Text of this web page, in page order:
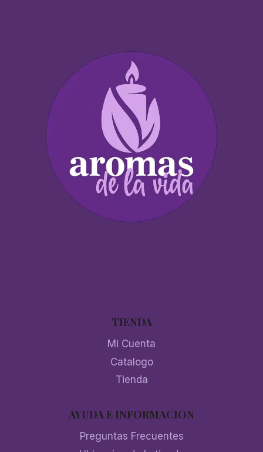
TIENDA
Mi Cuenta
Catalogo
Tienda
AYUDA E INFORMACION
Preguntas Frecuentes